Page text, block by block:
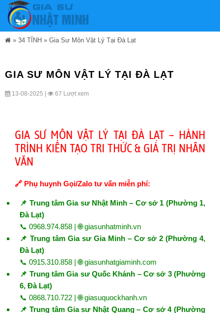
» 34 TỈNH » Gia Sư Môn Vật Lý Tại Đà Lạt
GIA SƯ MÔN VẬT LÝ TẠI ĐÀ LẠT
13-08-2025 | 67 Lượt xem
GIA SƯ MÔN VẬT LÝ TẠI ĐÀ LẠT – HÀNH
TRÌNH KIẾN TẠO TRI THỨC & GIÁ TRỊ NHÂN
VĂN
🔗 Phụ huynh Gọi/Zalo tư vấn miễn phí:
📌 Trung tâm Gia sư Nhật Minh – Cơ sở 1 (Phường 1,
Đà Lạt)
📞 0968.974.858 | 🌐giasunhatminh.vn
📌 Trung tâm Gia sư Gia Minh – Cơ sở 2 (Phường 4,
Đà Lạt)
📞 0915.310.858 | 🌐giasunhatgiaminh.com
📌 Trung tâm Gia sư Quốc Khánh – Cơ sở 3 (Phường
6, Đà Lạt)
📞 0868.710.722 | 🌐giasuquockhanh.vn
📌 Trung tâm Gia sư Nhật Quang – Cơ sở 4 (Phường